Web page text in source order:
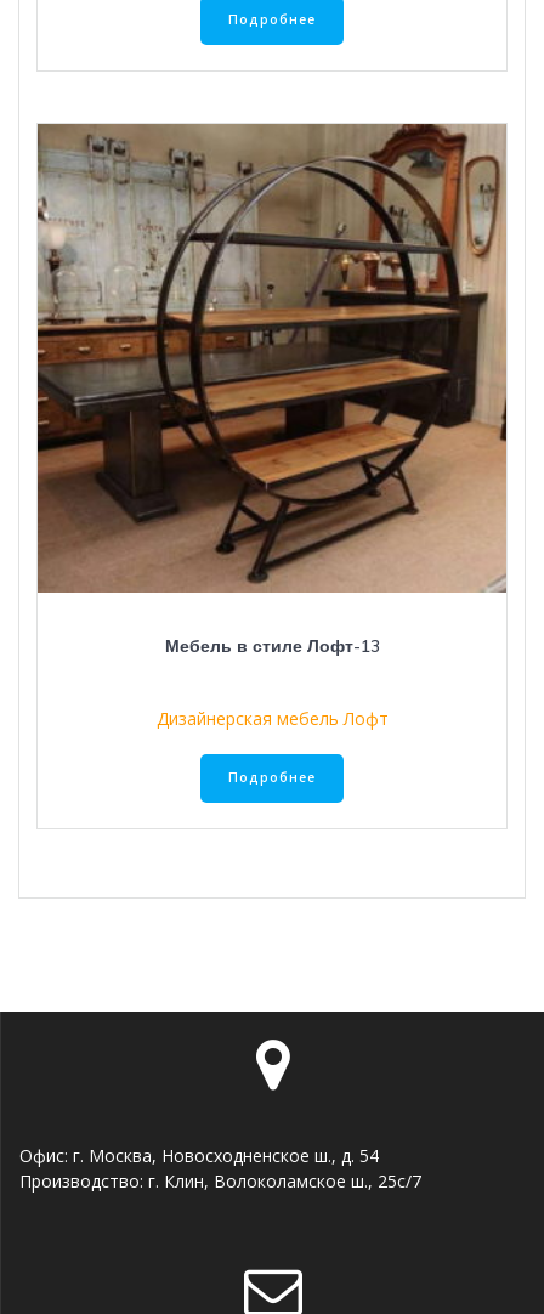
Подробнее
Мебель в стиле Лофт-13
Дизайнерская мебель Лофт
Подробнее
Офис: г. Москва, Новосходненское ш., д. 54
Производство: г. Клин, Волоколамское ш., 25с/7